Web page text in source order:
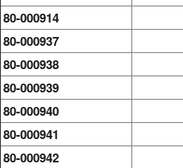
80-000914
80-000937
80-000938
80-000939
80-000940
80-000941
80-000942